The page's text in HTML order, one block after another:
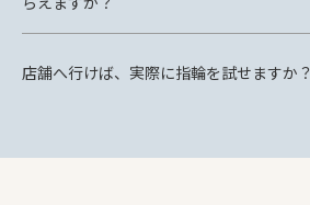
店舗へ行けば、実際に指輪を試せますか？